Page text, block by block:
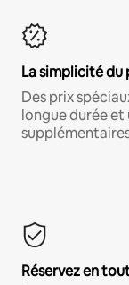
La simplicité du
Des prix
longue durée et
Réservez en